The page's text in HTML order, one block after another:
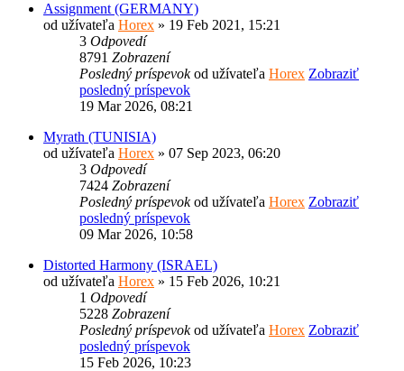
Assignment (GERMANY)
od užívateľa Horex » 19 Feb 2021, 15:21
3 Odpovedí
8791 Zobrazení
Posledný príspevokod užívateľa Horex Zobraziť
posledný príspevok
19 Mar 2026, 08:21
Myrath (TUNISIA)
od užívateľa Horex » 07 Sep 2023, 06:20
3 Odpovedí
7424 Zobrazení
Posledný príspevokod užívateľa Horex Zobraziť
posledný príspevok
09 Mar 2026, 10:58
Distorted Harmony (ISRAEL)
od užívateľa Horex » 15 Feb 2026, 10:21
1 Odpovedí
5228 Zobrazení
Posledný príspevokod užívateľa Horex Zobraziť
posledný príspevok
15 Feb 2026, 10:23